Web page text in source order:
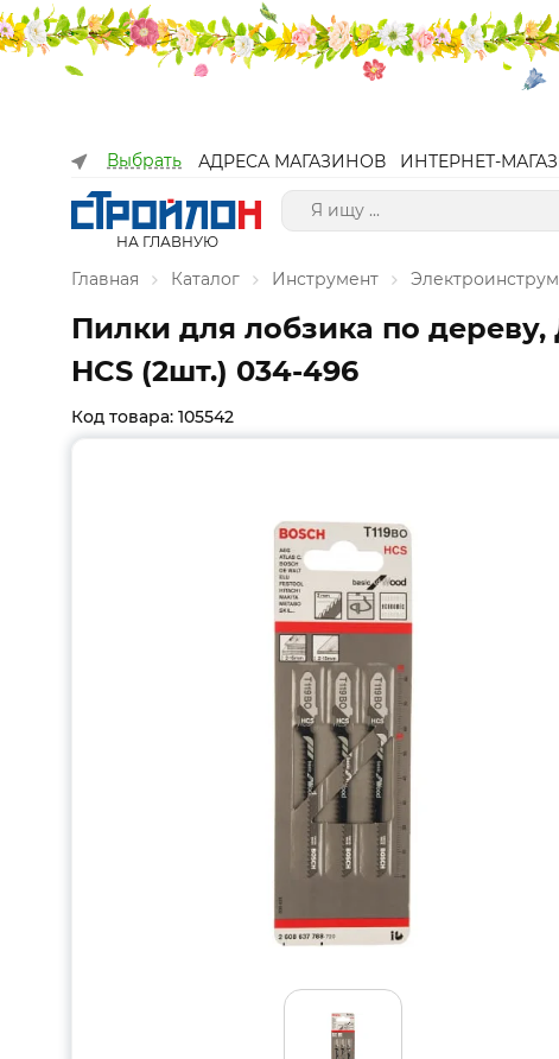
Выбрать АДРЕСА МАГАЗИНОВ ИНТЕРНЕТ-
НА ГЛАВНУЮ
Главная Каталог Инструмент
Пилки для лобзика по
HCS (2шт.) 034-496
Код товара: 105542